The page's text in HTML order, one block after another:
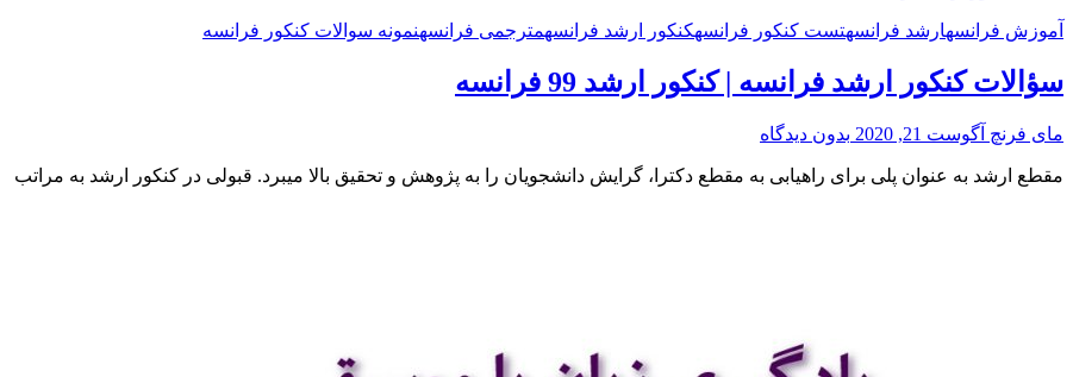
آموزش فرانسهارشد فرانسهتست کنکور فرانسهکنکور ارشد فرانسهمترجمی فرانسهنمونه سوالات کنکور فرانسه
سؤالات کنکور ارشد فرانسه | کنکور ارشد 99 فرانسه
مای فرنچ آگوست 21, 2020 بدون دیدگاه
مقطع ارشد به عنوان پلی برای راهیابی به مقطع دکترا، گرایش دانشجویان را به پژوهش و تحقیق بالا میبرد. قبولی در کنکور ارشد به مراتب